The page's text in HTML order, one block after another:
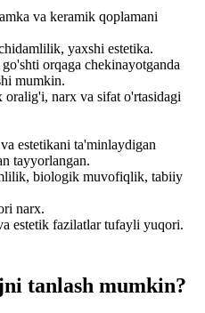
va keramik qoplamani
yaxshi estetika.
orqaga chekinayotganda
mumkin.
oralig'i, narx va sifat o'rtasidagi
estetikani ta'minlaydigan
tayyorlangan.
biologik muvofiqlik, tabiiy
narx.
estetik fazilatlar tufayli yuqori.
tanlash mumkin?